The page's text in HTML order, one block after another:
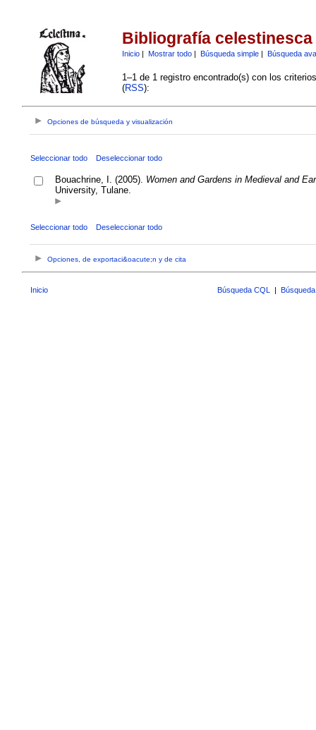
Bibliografía celestinesca
Inicio| Mostrar todo| Búsqueda simple| Búsqueda
1–1 de 1 registro encontrado(s) con los
(RSS):
Opciones de búsqueda y visualización
Seleccionar todo Deseleccionar todo
Bouachrine, I. (2005). Women and Gardens in Medieval and
University, Tulane.
Seleccionar todo Deseleccionar todo
Opciones, de exportaci&oacute;n y de cita
Inicio Búsqueda CQL |